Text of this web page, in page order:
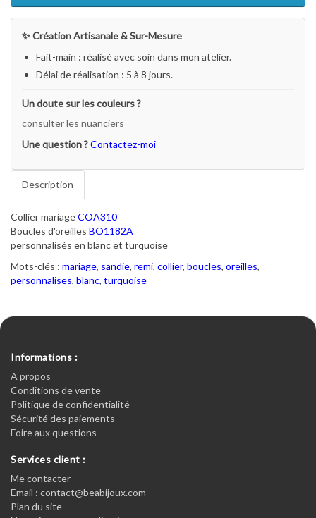
✨ Création Artisanale & Sur-Mesure
Fait-main : réalisé avec soin dans mon atelier.
Délai de réalisation : 5 à 8 jours.
Un doute sur les couleurs ?
consulter les nuanciers
Une question ?Contactez-moi
Description
Collier mariageCOA310
Boucles d'oreilles BO1182A
personnalisés en blanc et turquoise
Mots-clés : mariage, sandie, remi, collier, boucles, oreilles,
personnalises, blanc, turquoise
Informations :
A propos
Conditions de vente
Politique de confidentialité
Sécurité des paiements
Foire aux questions
Services client :
Me contacter
Email : contact@beabijoux.com
Plan du site